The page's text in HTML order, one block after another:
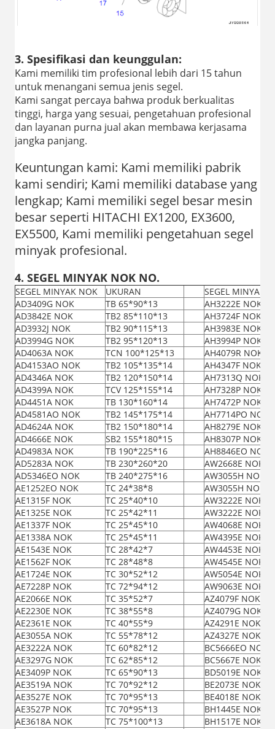
3. Spesifikasi dan keunggulan:
Kami memiliki tim profesional lebih dari 15 tahun
untuk menangani semua jenis segel.
Kami sangat percaya bahwa produk berkualitas
tinggi, harga yang sesuai, pengetahuan profesional
dan layanan purna jual akan membawa kerjasama
jangka panjang.
Keuntungan kami: Kami memiliki pabrik
kami sendiri; Kami memiliki database yang
lengkap; Kami memiliki segel besar mesin
besar seperti HITACHI EX1200, EX3600,
EX5500, Kami memiliki pengetahuan segel
minyak profesional.
4. SEGEL MINYAK NOK NO.
SEGEL MINYAK NOK UKURAN
SEGEL MINYAK
AD3409G NOK
TB 65*90*13
AH3222E NOK
AD3842E NOK
TB2 85*110*13
AH3724F NOK
AD3932J NOK
TB2 90*115*13
AH3983E NOK
AD3994G NOK
TB2 95*120*13
AH3994P NOK
AD4063A NOK
TCN 100*125*13
AH4079R NOK
AD4153AO NOK
TB2 105*135*14
AH4347F NOK
AD4346A NOK
TB2 120*150*14
AH7313Q NOK
AD4399A NOK
TCV 125*155*14
AH7328P NOK
AD4451A NOK
TB 130*160*14
AH7472P NOK
AD4581AO NOK
TB2 145*175*14
AH7714PO NOK
AD4624A NOK
TB2 150*180*14
AH8279E NOK
AD4666E NOK
SB2 155*180*15
AH8307P NOK
AD4983A NOK
TB 190*225*16
AH8846EO NOK
AD5283A NOK
TB 230*260*20
AW2668E NOK
AD5346EO NOK
TB 240*275*16
AW3055H NOK
AE1252EO NOK
TC 24*38*8
AW3055H NOK
AE1315F NOK
TC 25*40*10
AW3222E NOK
AE1325E NOK
TC 25*42*11
AW3222E NOK
AE1337F NOK
TC 25*45*10
AW4068E NOK
AE1338A NOK
TC 25*45*11
AW4395E NOK
AE1543E NOK
TC 28*42*7
AW4453E NOK
AE1562F NOK
TC 28*48*8
AW4545E NOK
AE1724E NOK
TC 30*52*12
AW5054E NOK
AE7228P NOK
TC 72*94*12
AW9063E NOK
AE2066E NOK
TC 35*52*7
AZ4079F NOK
AE2230E NOK
TC 38*55*8
AZ4079G NOK
AE2361E NOK
TC 40*55*9
AZ4291E NOK
AE3055A NOK
TC 55*78*12
AZ4327E NOK
AE3222A NOK
TC 60*82*12
BC5666EO NOK
AE3297G NOK
TC 62*85*12
BC5667E NOK
AE3409P NOK
TC 65*90*13
BD5019E NOK
AE3519A NOK
TC 70*92*12
BE2073E NOK
AE3527E NOK
TC 70*95*13
BE4018E NOK
AE3527P NOK
TC 70*95*13
BH1445E NOK
AE3618A NOK
TC 75*100*13
BH1517E NOK